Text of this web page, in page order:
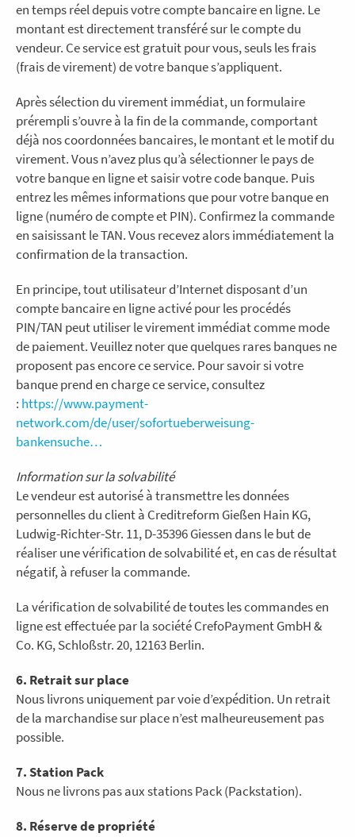
en temps réel depuis votre compte bancaire en ligne. Le
montant est directement transféré sur le compte du
vendeur. Ce service est gratuit pour vous, seuls les frais
(frais de virement) de votre banque s’appliquent.
Après sélection du virement immédiat, un formulaire
prérempli s’ouvre à la fin de la commande, comportant
déjà nos coordonnées bancaires, le montant et le motif du
virement. Vous n’avez plus qu’à sélectionner le pays de
votre banque en ligne et saisir votre code banque. Puis
entrez les mêmes informations que pour votre banque en
ligne (numéro de compte et PIN). Confirmez la commande
en saisissant le TAN. Vous recevez alors immédiatement la
confirmation de la transaction.
En principe, tout utilisateur d’Internet disposant d’un
compte bancaire en ligne activé pour les procédés
PIN/TAN peut utiliser le virement immédiat comme mode
de paiement. Veuillez noter que quelques rares banques ne
proposent pas encore ce service. Pour savoir si votre
banque prend en charge ce service, consultez
: https://www.payment-
network.com/de/user/sofortueberweisung-
bankensuche…
Information sur la solvabilité
Le vendeur est autorisé à transmettre les données
personnelles du client à Creditreform Gießen Hain KG,
Ludwig-Richter-Str. 11, D-35396 Giessen dans le but de
réaliser une vérification de solvabilité et, en cas de résultat
négatif, à refuser la commande.
La vérification de solvabilité de toutes les commandes en
ligne est effectuée par la société CrefoPayment GmbH &
Co. KG, Schloßstr. 20, 12163 Berlin.
6. Retrait sur place
Nous livrons uniquement par voie d’expédition. Un retrait
de la marchandise sur place n’est malheureusement pas
possible.
7. Station Pack
Nous ne livrons pas aux stations Pack (Packstation).
8. Réserve de propriété